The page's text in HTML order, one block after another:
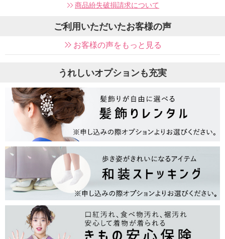
商品紛失破損請求について
ご利用いただいたお客様の声
お客様の声をもっと見る
うれしいオプションも充実